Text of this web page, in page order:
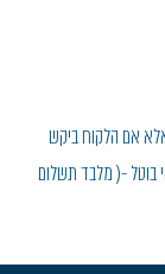
אם הלקוח ביקש
-( מלבד תשלום